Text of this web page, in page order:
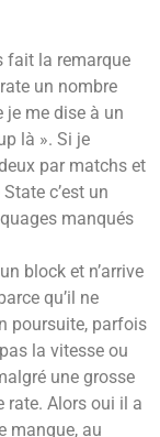
fait la remarque
un nombre
je me dise à un
là ». Si je
par matchs et
c’est un
manqués
block et n’arrive
qu’il ne
poursuite, parfois
la vitesse ou
une grosse
rate. Alors oui il a
manque, au